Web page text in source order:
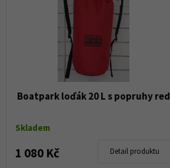
Boatpark loďák 20 L s popruhy red
Skladem
1 080 Kč Detail produktu